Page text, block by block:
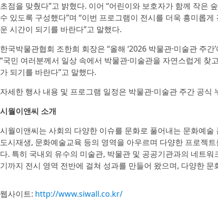
초점을 맞췄다”고 밝혔다. 이어 “어린이와 보호자가 함께 작은
수 있도록 구성했다”며 “이번 프로그램이 전시를 더욱 흥미롭
운 시간이 되기를 바란다”고 말했다.
한국박물관협회 조한희 회장은 “올해 ‘2026 박물관·미술관 주
“국민 여러분께서 일상 속에서 박물관·미술관을 자연스럽게
가 되기를 바란다”고 말했다.
자세한 행사 내용 및 프로그램 일정은 박물관·미술관 주간 공
시월이앤씨 소개
시월이앤씨는 사회의 다양한 이슈를 문화로 풀어내는 문화예
도시재생, 문화예술교육 등의 영역을 아우르며 다양한 프로젝
다. 특히 국내외 유수의 미술관, 박물관 및 공공기관과의 네트
기까지 전시 영역 전반에 걸쳐 성과를 만들어 왔으며, 다양한
웹사이트: http://www.siwall.co.kr/